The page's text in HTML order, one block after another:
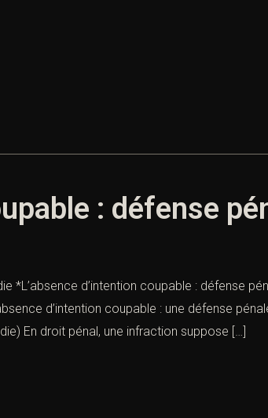
: défense
*L’absence d’intention coupable : défense
d’intention coupable : une défense
En droit pénal, une infraction suppose […]